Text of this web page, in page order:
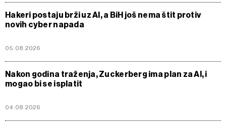
Hakeri postaju brži uz AI, a BiH još nema štit protiv
novih cyber napada
05.08.2026
Nakon godina traženja, Zuckerberg ima plan za Al, i
mogao bi se isplatit
04.08.2026